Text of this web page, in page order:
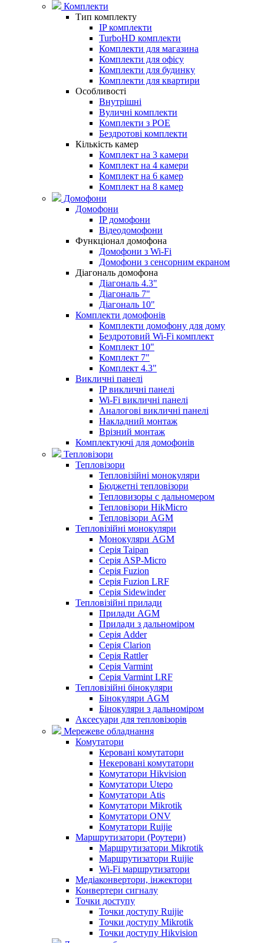
Комплекти
Тип комплекту
IP комплекти
TurboHD комплекти
Комплекти для магазина
Комплекти для офісу
Комплекти для будинку
Комплекти для квартири
Особливості
Внутрішні
Вуличні комплекти
Комплекти з POE
Бездротові комплекти
Кількість камер
Комплект на 3 камери
Комплект на 4 камери
Комплект на 6 камер
Комплект на 8 камер
Домофони
Домофони
IP домофони
Відеодомофони
Функціонал домофона
Домофони з Wi-Fi
Домофони з сенсорним екраном
Діагональ домофона
Діагональ 4.3"
Діагональ 7"
Діагональ 10"
Комплекти домофонів
Комплекти домофону для дому
Бездротовий Wi-Fi комплект
Комплект 10"
Комплект 7"
Комплект 4.3"
Викличні панелі
IP викличні панелі
Wi-Fi викличні панелі
Аналогові викличні панелі
Накладний монтаж
Врізний монтаж
Комплектуючі для домофонів
Тепловізори
Тепловізори
Тепловізійні монокуляри
Бюджетні тепловізори
Тепловизоры с дальномером
Тепловізори HikMicro
Тепловізори AGM
Тепловізійні монокуляри
Монокуляри AGM
Серія Taipan
Серія ASP-Micro
Серія Fuzion
Серія Fuzion LRF
Серія Sidewinder
Тепловізійні прилади
Прилади AGM
Прилади з дальноміром
Серія Adder
Серія Clarion
Серія Rattler
Серія Varmint
Серія Varmint LRF
Тепловізійні бінокуляри
Бінокуляри AGM
Бінокуляри з дальноміром
Аксесуари для тепловізорів
Мережеве обладнання
Комутатори
Керовані комутатори
Некеровані комутатори
Комутатори Hikvision
Комутатори Utepo
Комутатори Atis
Комутатори Mikrotik
Комутатори ONV
Комутатори Ruijie
Маршрутизатори (Роутери)
Маршрутизатори Mikrotik
Маршрутизатори Ruijie
Wi-Fi маршрутизатори
Медіаконвертори, інжектори
Конвертери сигналу
Точки доступу
Точки доступу Ruijie
Точки доступу Mikrotik
Точки доступу Hikvision